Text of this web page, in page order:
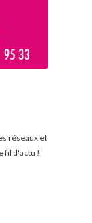
réseaux et
fil d'actu !